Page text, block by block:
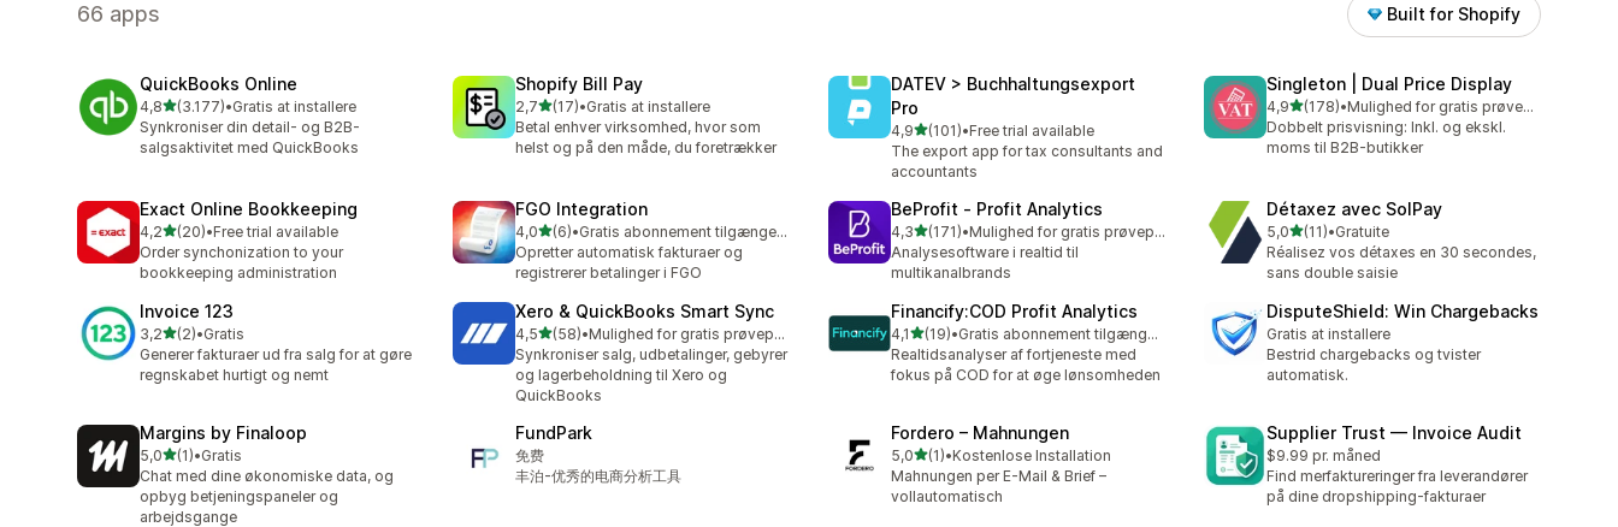
66 apps Built for Shopify
QuickBooks Online
4,8ud af 5 stjerner
(3.177)
3177 anmeldelser i alt
•Gratis at installere
Synkroniser din detail- og B2B-
salgsaktivitet med QuickBooks
Shopify Bill Pay
2,7ud af 5 stjerner
(17)
17 anmeldelser i alt
•Gratis at installere
Betal enhver virksomhed, hvor som
helst og på den måde, du foretrækker
DATEV > Buchhaltungsexport
Pro
4,9ud af 5 stjerner
(101)
101 anmeldelser i alt
•Free trial available
The export app for tax consultants and
accountants
Singleton | Dual Price Display
4,9ud af 5 stjerner
(178)
178 anmeldelser i alt
•
Mulighed for gratis prøveperiode
Dobbelt prisvisning: Inkl. og ekskl.
moms til B2B-butikker
Exact Online Bookkeeping
4,2ud af 5 stjerner
(20)
20 anmeldelser i alt
•Free trial available
Order synchonization to your
bookkeeping administration
FGO Integration
4,0ud af 5 stjerner
(6)
6 anmeldelser i alt
•
Gratis abonnement tilgængeligt
Opretter automatisk fakturaer og
registrerer betalinger i FGO
BeProfit ‑ Profit Analytics
4,3ud af 5 stjerner
(171)
171 anmeldelser i alt
•
Mulighed for gratis prøveperiode
Analysesoftware i realtid til
multikanalbrands
Détaxez avec SolPay
5,0ud af 5 stjerner
(11)
11 anmeldelser i alt
•Gratuite
Réalisez vos détaxes en 30 secondes,
sans double saisie
Invoice 123
3,2ud af 5 stjerner
(2)
2 anmeldelser i alt
•Gratis
Generer fakturaer ud fra salg for at gøre
regnskabet hurtigt og nemt
Xero & QuickBooks Smart Sync
4,5ud af 5 stjerner
(58)
58 anmeldelser i alt
•
Mulighed for gratis prøveperiode
Synkroniser salg, udbetalinger, gebyrer
og lagerbeholdning til Xero og
QuickBooks
Financify:COD Profit Analytics
4,1ud af 5 stjerner
(19)
19 anmeldelser i alt
•
Gratis abonnement tilgængeligt
Realtidsanalyser af fortjeneste med
fokus på COD for at øge lønsomheden
DisputeShield: Win Chargebacks
Gratis at installere
Bestrid chargebacks og tvister
automatisk.
Margins by Finaloop
5,0ud af 5 stjerner
(1)
1 anmeldelser i alt
•Gratis
Chat med dine økonomiske data, og
opbyg betjeningspaneler og
arbejdsgange
FundPark
免费
丰泊-优秀的电商分析工具
Fordero – Mahnungen
5,0ud af 5 stjerner
(1)
1 anmeldelser i alt
•Kostenlose Installation
Mahnungen per E-Mail & Brief –
vollautomatisch
Supplier Trust — Invoice Audit
$9.99 pr. måned
Find merfaktureringer fra leverandører
på dine dropshipping-fakturaer